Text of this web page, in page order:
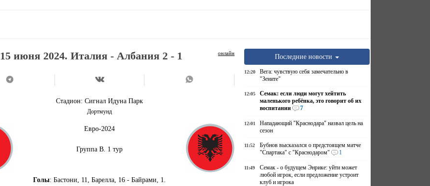
15 июня 2024. Италия - Албания 2 - 1 онлайн
Стадион:Сигнал Идуна Парк
Дортмунд
Евро-2024
Группа В. 1 тур
Голы: Бастони, 11, Барелла, 16 - Байрами, 1.
Последние новости
12:20
Вега: чувствую себя замечательно в
"Зените"
12:05
Семак: если люди могут хейтить
маленького ребёнка, это говорит об их
воспитании
7
12:01
Нападающий "Краснодара" назвал цель на
сезон
11:52
Бубнов высказался о предстоящем матче
"Спартака" с "Краснодаром"
1
11:49
Семак - о будущем Энрике: уйти может
любой игрок, если предложение устроит
клуб и игрока